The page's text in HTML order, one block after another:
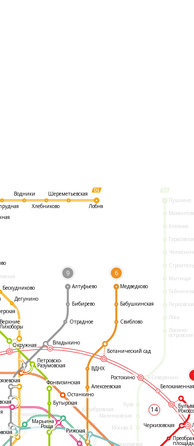
Пушкино
Клязьма
Мытищи
Лось
Лосино-
островская
Северянин
Яуза
Маленковская
Москва-3
Николаевка
Калибровская
Станколит
14
9 6
Останкино
Медведково
Бабушкинская
Свиблово
ВДНХ
Алексеевская
Рижская
Окружная
Дегунино
Бескудниково
Верхние
Водники
Хлебниково
Шереметьевская
Лобня
Марьина
Роща
Фонвизинская
Бутырская
Петровско-
Разумовская
Бибирево
Отрадное
Владыкино
Ботанический сад
Алтуфьево
Ростокино
Черкизовская
площадь